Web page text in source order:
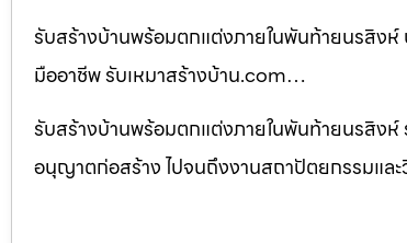
รับสร้างบ้านพร้อมตกแต่งภายในพันท้ายนรสิงห์
มืออาชีพ รับเหมาสร้างบ้าน.com…
รับสร้างบ้านพร้อมตกแต่งภายในพันท้ายนรสิง
อนุญาตก่อสร้าง ไปจนถึงงานสถาปัตยกรรมแล